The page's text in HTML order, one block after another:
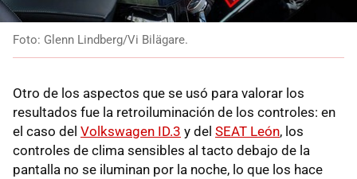
Foto: Glenn Lindberg/Vi Bilägare.
Otro de los aspectos que se usó para valorar los
resultados fue la retroiluminación de los controles: en
el caso del Volkswagen ID.3 y del SEAT León, los
controles de clima sensibles al tacto debajo de la
pantalla no se iluminan por la noche, lo que los hace